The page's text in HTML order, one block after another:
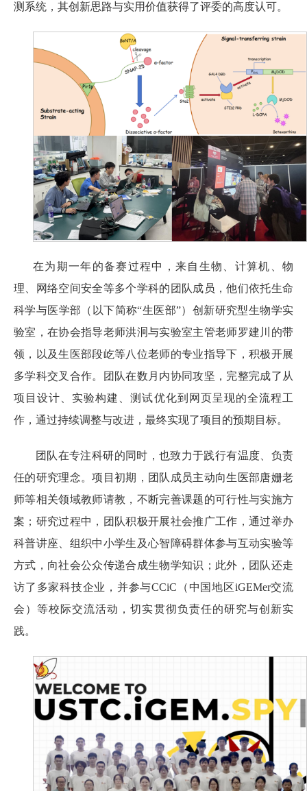
测系统，其创新思路与实用价值获得了评委的高度认可。
在为期一年的备赛过程中， 来自生物、计算机、物
理、网络空间安全等多个学科的 团队成员，他们依托生命
科学与医学部（以下简称“生医部”）创新研究型生物学实
验室，在协会指导老师洪泂与实验室主管老师罗建川的带
领，以及生医部段屹等八位老师的专业指导下，积极开展
多学科交叉合作。团队在数月内协同攻坚，完整完成了从
项目设计、实验构建、测试优化到网页呈现的全流程工
作，通过持续调整与改进，最终实现了项目的预期目标。
团队在专注科研的同时，也致力于践行有温度、负责
任的研究理念。项目初期，团队成员主动向生医部唐姗老
师等相关领域教师请教，不断完善课题的可行性与实施方
案；研究过程中，团队积极开展社会推广工作，通过举办
科普讲座、组织中小学生及心智障碍群体参与互动实验等
方式，向社会公众传递合成生物学知识；此外，团队还走
访了多家科技企业，并参与CCiC（中国地区iGEMer交流
会）等校际交流活动，切实贯彻负责任的研究与创新实
践。